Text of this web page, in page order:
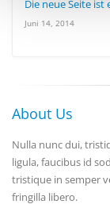
analysieren.
Verwendung
weiteren Daten
gesammelt
Die neue Seite ist
Juni 14, 2014
About Us
Nulla nunc dui,
ligula, faucibus id
tristique in semper
fringilla libero.